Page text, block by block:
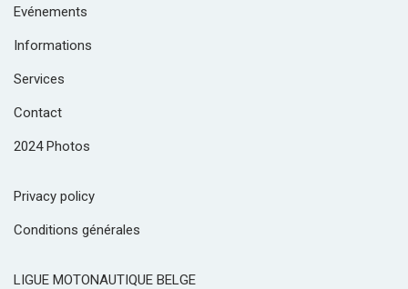
Evénements
Informations
Services
Contact
2024 Photos
Privacy policy
Conditions générales
LIGUE MOTONAUTIQUE BELGE